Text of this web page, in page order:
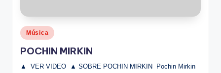
Publicado
en
Música
POCHIN MIRKIN
▲ VER VIDEO ▲ SOBRE POCHIN MIRKIN Pochin Mirkin